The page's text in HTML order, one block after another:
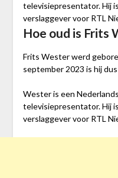
televisiepresentator. Hij
verslaggever voor RTL
Hoe oud is Frits
Frits Wester werd
september 2023 is hij
Wester is een
televisiepresentator. Hij
verslaggever voor RTL